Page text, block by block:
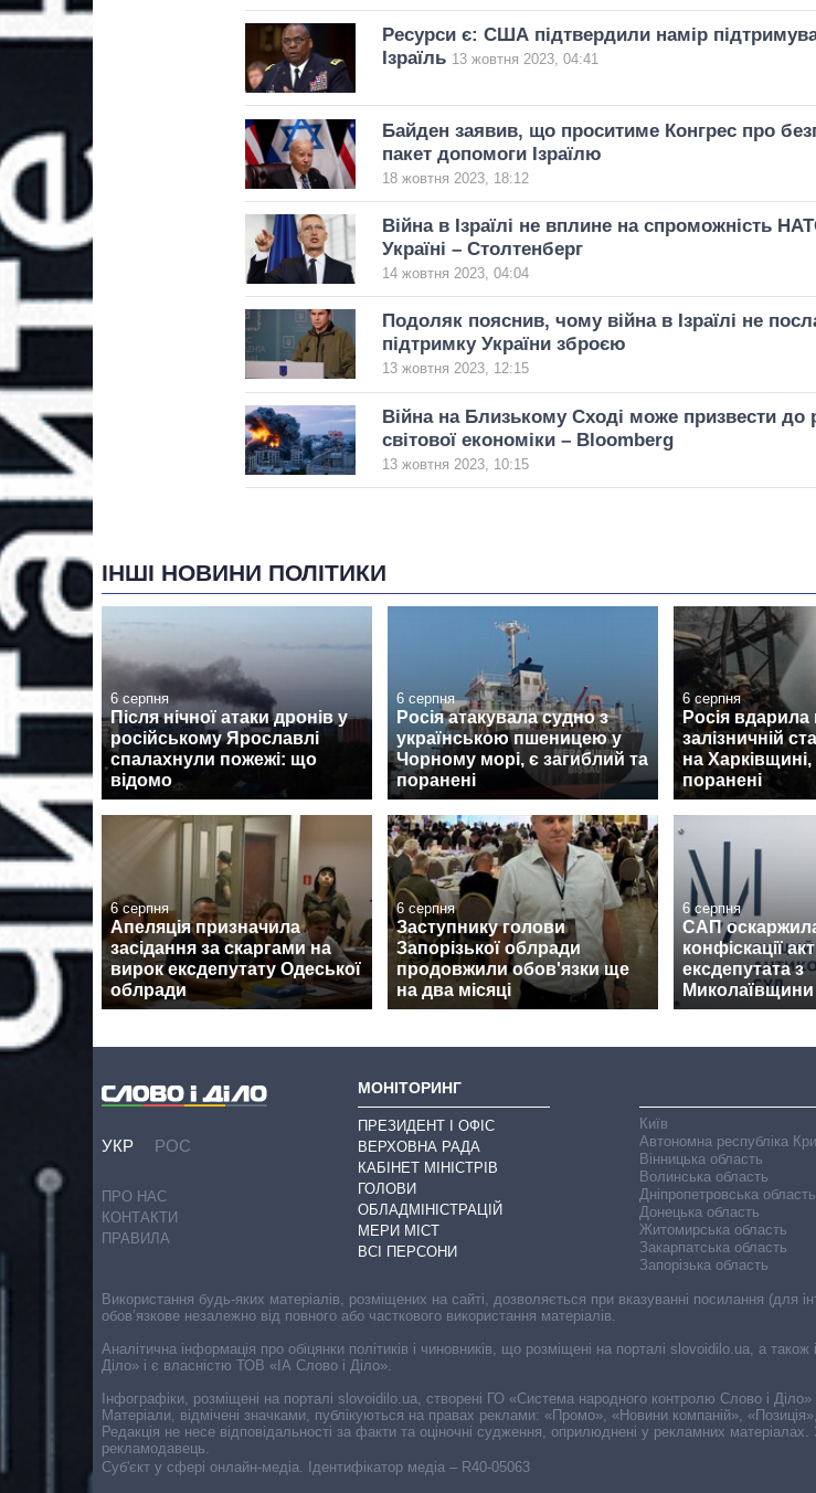
Ресурси є: США підтвердили намір
Ізраїль 13 жовтня 2023, 04:41
Байден заявив, що проситиме Конгрес про
пакет допомоги Ізраїлю
18 жовтня 2023, 18:12
Війна в Ізраїлі не вплине на спроможність
Україні – Столтенберг
14 жовтня 2023, 04:04
Подоляк пояснив, чому війна в Ізраїлі не
підтримку України зброєю
13 жовтня 2023, 12:15
Війна на Близькому Сході може призвести до
світової економіки – Bloomberg
13 жовтня 2023, 10:15
ІНШІ НОВИНИ ПОЛІТИКИ
6 серпня
Після нічної атаки дронів у
російському Ярославлі
спалахнули пожежі: що
відомо
6 серпня
Росія атакувала судно з
українською пшеницею у
Чорному морі, є загиблий та
поранені
6 серпня
Росія вдарила
залізничній
на Харківщині,
поранені
6 серпня
Апеляція призначила
засідання за скаргами на
вирок ексдепутату Одеської
облради
6 серпня
Заступнику голови
Запорізької облради
продовжили обов'язки ще
на два місяці
6 серпня
САП
конфіскації
ексдепутата з
Миколаївщини
УКР РОС
ПРО НАС
КОНТАКТИ
ПРАВИЛА
МОНІТОРИНГ
ПРЕЗИДЕНТ І ОФІС
ВЕРХОВНА РАДА
КАБІНЕТ МІНІСТРІВ
ГОЛОВИ
ОБЛАДМІНІСТРАЦІЙ
МЕРИ МІСТ
ВСІ ПЕРСОНИ
Київ
Автономна республіка
Вінницька область
Волинська область
Дніпропетровська область
Донецька область
Житомирська область
Закарпатська область
Запорізька область
Cуб'єкт у сфері онлайн-медіа. Ідентифікатор медіа – R40-05063
Використання будь-яких матеріалів, розміщених на сайті, дозволяється при вказуванні посилання
обов’язкове незалежно від повного або часткового використання матеріалів.
Аналітична інформація про обіцянки політиків і чиновників, що розміщені на порталі slovoidilo.ua, а
Діло» і є власністю ТОВ «ІА Слово і Діло».
Інфографіки, розміщені на порталі slovoidilo.ua, створені ГО «Система народного контролю Слово і
Матеріали, відмічені значками, публікуються на правах реклами: «Промо», «Новини компаній»,
Редакція не несе відповідальності за факти та оціночні судження, оприлюднені у рекламних
рекламодавець.